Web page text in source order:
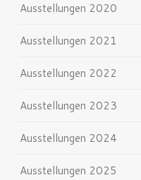
Ausstellungen 2020
Ausstellungen 2021
Ausstellungen 2022
Ausstellungen 2023
Ausstellungen 2024
Ausstellungen 2025